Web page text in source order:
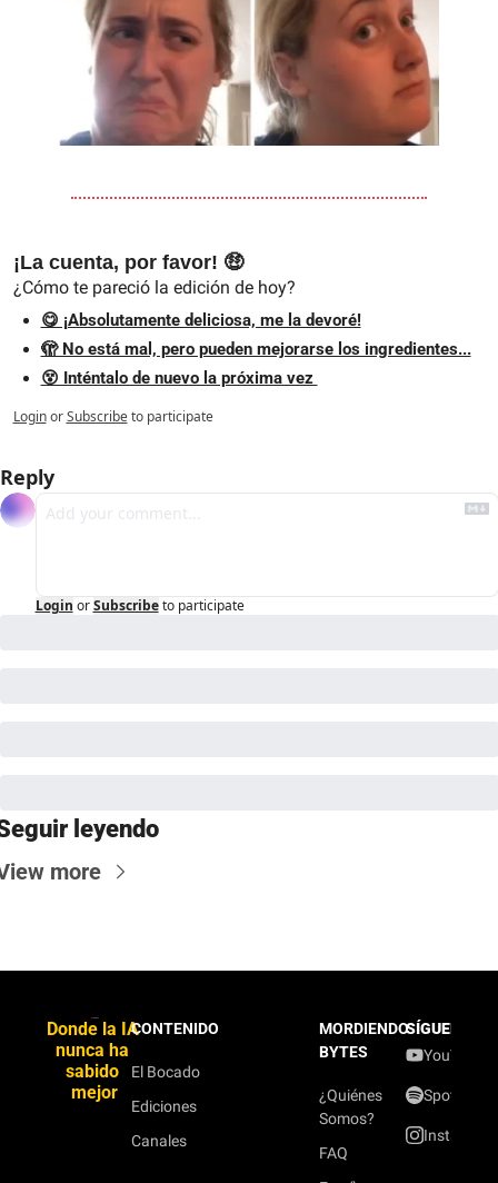
¡La cuenta, por favor! 🤑
¿Cómo te pareció la edición de hoy?
😋 ¡Absolutamente deliciosa, me la devoré!
🫣 No está mal, pero pueden mejorarse los ingredientes...
😵‍ Inténtalo de nuevo la próxima vez
Login or Subscribe to participate
Reply
Login or Subscribe to participate
leyendo
more
Donde la IA
nunca ha
sabido
mejor
CONTENIDO
El Bocado
Ediciones
Canales
MORDIENDO
BYTES
¿Quiénes
Somos?
FAQ
SÍGUENOS
YouTube
Spotify
Instagram